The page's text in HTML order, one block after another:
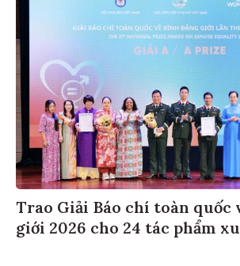
Trao Giải Báo chí toàn quốc
giới 2026 cho 24 tác phẩm